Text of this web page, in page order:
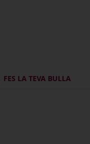
FES LA TEVA BULLA